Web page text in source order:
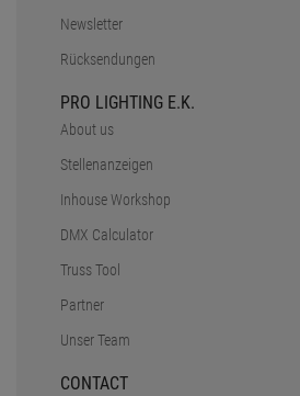
Newsletter
Rücksendungen
PRO LIGHTING E.K.
About us
Stellenanzeigen
Inhouse Workshop
DMX Calculator
Truss Tool
Partner
Unser Team
CONTACT